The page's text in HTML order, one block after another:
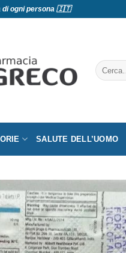
ogni persona 🇮🇹
Cerca:
SALUTE DELL’UOMO